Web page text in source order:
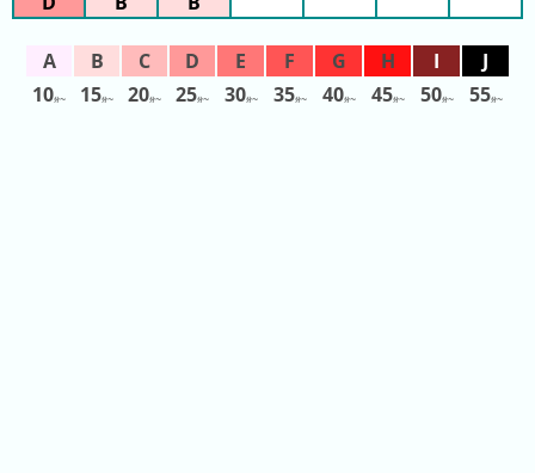
き
ウ
10分〜 15分〜 20分〜 25分〜 30分〜 35分〜 40分〜 45分〜 50分〜 55分〜